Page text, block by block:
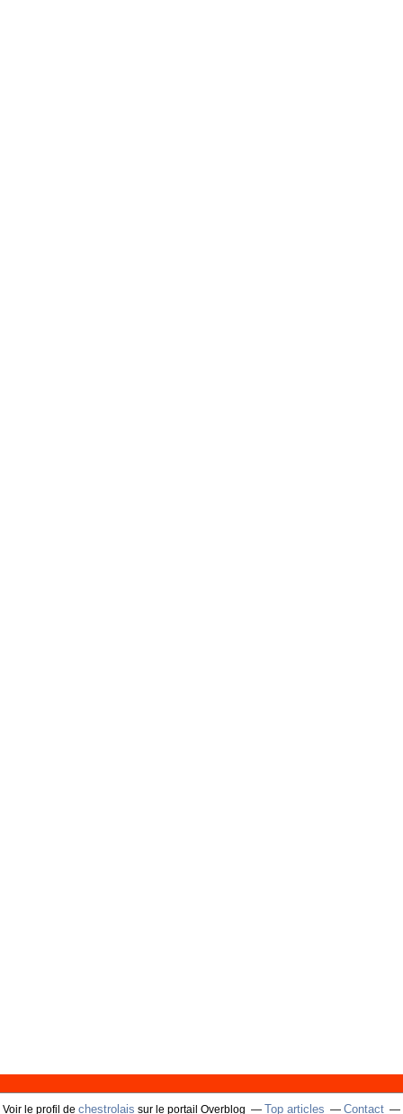
Voir le profil de chestrolais sur le portail Overblog Top articles Contact